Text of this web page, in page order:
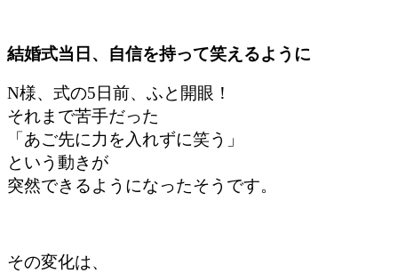
結婚式当日、自信を持って笑えるように
N様、式の5日前、ふと開眼！
それまで苦手だった
「あご先に力を入れずに笑う」
という動きが
突然できるようになったそうです。
その変化は、